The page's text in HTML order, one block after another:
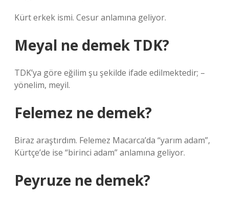
Kürt erkek ismi. Cesur anlamına geliyor.
Meyal ne demek TDK?
TDK’ya göre eğilim şu şekilde ifade edilmektedir; –
yönelim, meyil.
Felemez ne demek?
Biraz araştırdım. Felemez Macarca’da “yarım adam”,
Kürtçe’de ise “birinci adam” anlamına geliyor.
Peyruze ne demek?